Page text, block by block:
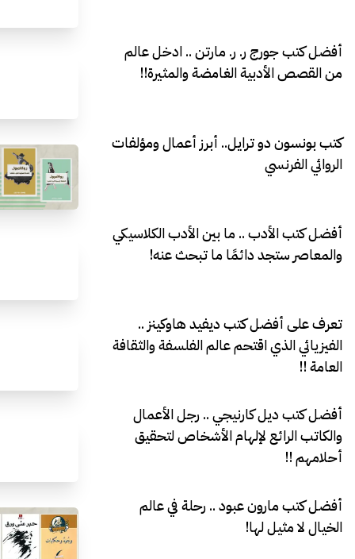
أفضل كتب جورج ر. ر. مارتن .. ادخل عالم
من القصص الأدبية الغامضة والمثيرة!!
كتب بونسون دو ترايل.. أبرز أعمال ومؤلفات
الروائي الفرنسي
أفضل كتب الأدب .. ما بين الأدب الكلاسيكي
والمعاصر ستجد دائمًا ما تبحث عنه!
تعرف على أفضل كتب ديفيد هاوكينز ..
الفيزيائي الذي اقتحم عالم الفلسفة والثقافة
العامة !!
أفضل كتب ديل كارنيجي .. رجل الأعمال
والكاتب الرائع لإلهام الأشخاص لتحقيق
أحلامهم !!
أفضل كتب مارون عبود .. رحلة في عالم
الخيال لا مثيل لها!